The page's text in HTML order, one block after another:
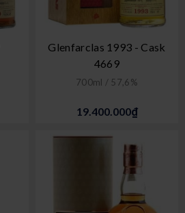
Glenfarclas 1993 - Cask
4669
700ml / 57,6%
19.400.000₫